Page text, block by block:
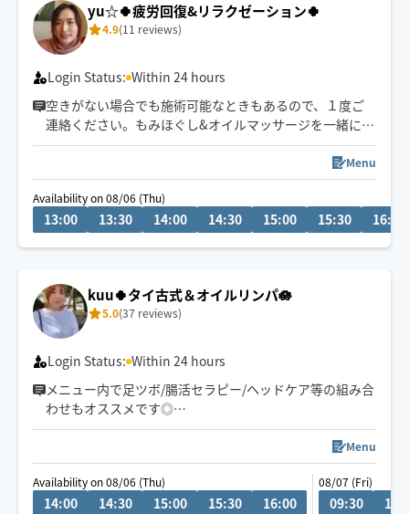
に合わせた手技で癒します👐
もちろん男性、外国の方も大歓迎です✨
🚗県外のお客様は高速代別途頂いております。
yu☆🍀疲労回復&リラクゼーション🍀
4.9(11 reviews)
Login Status: Within 24 hours
空きがない場合でも施術可能なときもあるので、１度ご
連絡ください。もみほぐし&オイルマッサージを一緒にさ
れるとコリも浮腫みもとれてスッキリするのでオススメ
ですよ～(^-^)/１人１人に寄り添う施術を心掛けていま
す。宜しくお願いいたします！県外の方は高速代別途い
ただいております。新規のお客様は県内最終受付22時、
県外21時まで。リピート様はなるべくご希望沿えるよう
Menu
Availability on 08/06 (Thu)
13:00 13:30 14:00 14:30 15:00 15:30 16:00
kuu🍀タイ古式＆オイルリンパ🪷
5.0(37 reviews)
Login Status: Within 24 hours
メニュー内で足ツボ/腸活セラピー/ヘッドケア等の組み合
わせもオススメです◎
ゆったりとしたリズムで心身ともリラックスしていただ
頭痛/肩こり/腰痛/睡眠などの慢性的なお悩みもご相談く
ださい。
サロンワークもありますのでリクエスト承認が遅い場合
Menu
Availability on 08/06 (Thu)
14:00 14:30 15:00 15:30 16:00
08/07 (Fri)
09:30